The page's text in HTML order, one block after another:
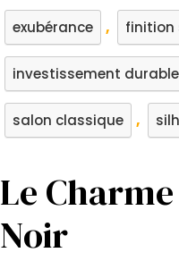
exubérance , finition
investissement durable
salon classique ,
Le
Noir